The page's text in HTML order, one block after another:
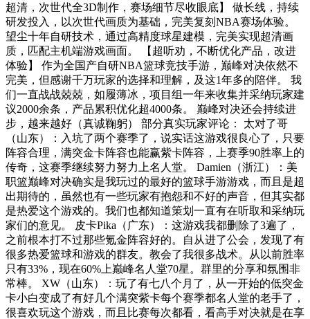
超清，次世代全3D制作，赛场细节尽收眼底】 做长线，持续
研发投入，以次世代画质为基础，完美复刻NBA赛场体验。
望尘十年自研技术，通过高精度球星建模，完美实现超清画
质，匹配主机端游戏画面。 【超听劝，不断优化产品，改进
体验】 作为全国产自研NBA篮球竞技手游，巅峰对决依然不
完美，但感谢千万玩家的选择和理解，及这1年多的陪伴。 我
们一直战战兢兢，如履薄冰，项目组一年来收集并采纳玩家建
议2000余条，产品累积优化超4000条。 巅峰对决还会持续进
步，越来越好（真诚鞠躬） 部分真实玩家评论： 太对了哥
（山东）：入坑了两个赛季了，说实话这游戏很良心了，只要
阵容合理，满突金卡阵容也能赢紫卡阵容，上赛季90胜率上的
传奇，这赛季继续努力努力上名人堂。 Damien（浙江）：美
职篮巅峰对决确实是我玩过的最好的篮球手游游戏，而且是超
出期待的，虽然也有一些玩家有抱怨和不好的声音，但其实都
是热爱这个游戏的。我们也都知道策划一直有在听取和采纳玩
家们的意见。 皮卡Pika（广东）：这游戏我都删除了3遍了，
之前根本打不过那些氪金阵容好的。自从进了公会，发现了有
很多热爱篮球和游戏的群友。教会了我很多战术。从以前胜率
只有33%，现在60%上巅峰名人堂70星。群里的分享和氛围非
常棒。 XW（山东）：玩了有七八个月了，从一开始的低突金
卡小白变成了有好几个满突紫卡每个赛季都名人堂的老手了，
很喜欢玩这个游戏，而且比赛每次都看，看高手对决就是在享